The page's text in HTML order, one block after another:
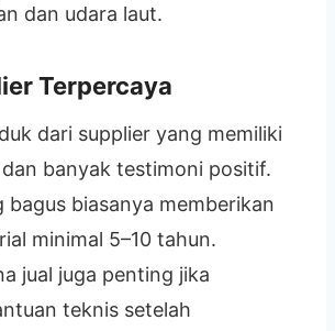
dan udara laut.
Terpercaya
dari supplier yang memiliki
banyak testimoni positif.
bagus biasanya memberikan
minimal 5–10 tahun.
jual juga penting jika
teknis setelah